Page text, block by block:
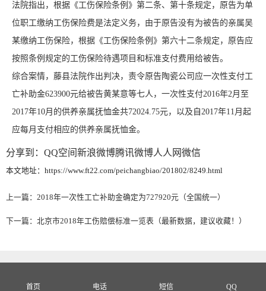
法院指出，根据《工伤保险条例 》第二条、第十条规定，原告为单
位职工缴纳工伤保险费是法定义务，由于原告没有为被告的亲属吴
某缴纳工伤保险，根据《工伤保险条例》第六十二条规定，原告应
按照条例规定的工伤保险待遇项目和标准支付费用给被告。
综合案情，藤县法院作出判决，责令原告陶瓷公司应一次性支付工
亡补助金623900元给被告黄某意等七人，一次性支付2016年2月至
2017年10月的供养亲属抚恤金共72024.75元，以及自2017年11月起
应每月支付相应的供养亲属抚恤金。
分享到： QQ空间新浪微博腾讯微博人人网微信
本文地址：https://www.ft22.com/peichangbiao/201802/8249.html
上一篇： 2018年一次性工亡补助金确定为727920元（全国统一）
下一篇： 北京市2018年工伤赔偿标准一览表（最新数据，建议收藏！）
首页 电话 短信 QQ